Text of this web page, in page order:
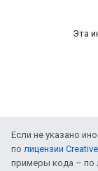
Эта
Если не указано
по лицензии
примеры кода – по